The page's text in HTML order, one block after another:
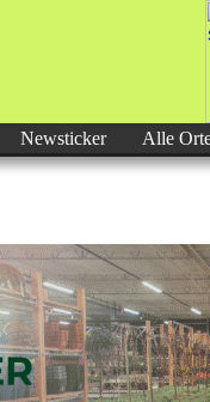
Newsticker Alle